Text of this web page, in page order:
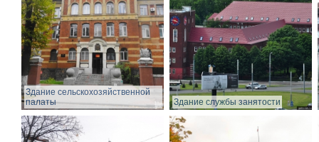
Здание сельскохозяйственной
палаты
Здание службы занятости